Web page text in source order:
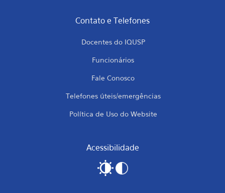
Contato e Telefones
Docentes do IQUSP
Funcionários
Fale Conosco
Telefones úteis/emergências
Política de Uso do Website
Acessibilidade